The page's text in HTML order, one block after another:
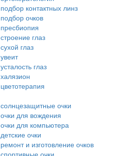
подбор контактных линз
подбор очков
пресбиопия
строение глаз
сухой глаз
увеит
усталость глаз
халязион
цветотерапия
солнцезащитные очки
очки для вождения
очки для компьютера
детские очки
ремонт и изготовление очков